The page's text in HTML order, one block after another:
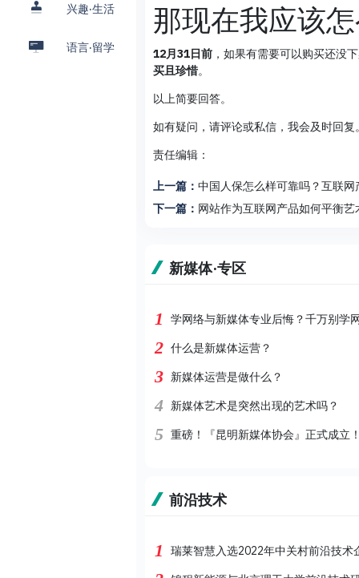
兴趣·生活
语言·留学
那现在我应该
12月31日前 ，如果有需要可以购买还没
买且珍惜。
以上简要回答。
如有疑问，请评论或私信，我会及时回复
责任编辑：
上一篇： 中国人保怎么样可靠吗？互联网
下一篇： 网站作为互联网产品如何平衡
新媒体·专区
1 学网络与新媒体专业后悔？千万别学
2 什么是新媒体运营？
3 新媒体运营是做什么？
4 新媒体艺术是突然出现的艺术吗？
5 重磅！『昆明新媒体协会』正式成立
前沿技术
1 瑞莱智慧入选2022年中关村前沿技术